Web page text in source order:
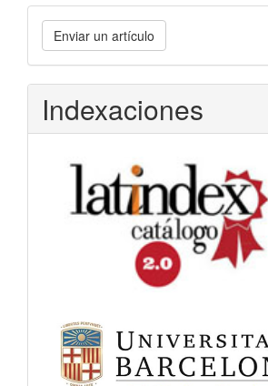
Enviar
un
artículo
Enviar un artículo
Indexaciones